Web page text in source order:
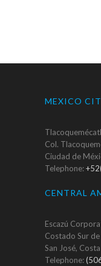
MEXICO
Col.
Ciudad de
Telephone:
CENTRAL
Escazú
Costado Sur
San José, Costa
Telephone: